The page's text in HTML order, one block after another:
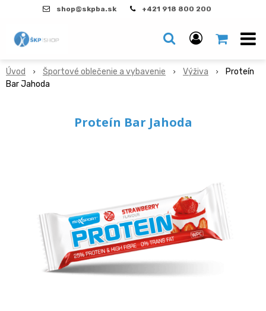
shop@skpba.sk +421 918 800 200
Úvod Športové oblečenie a vybavenie Výživa
Proteín
Bar Jahoda
Proteín Bar Jahoda